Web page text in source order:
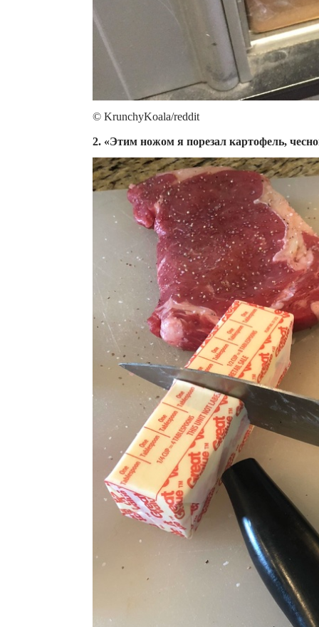
© KrunchyKoala/reddit
2. «Этим ножом я порезал картофель,